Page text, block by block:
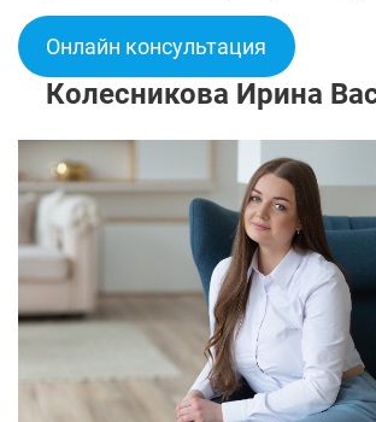
Онлайн консультация
Колесникова Ирина